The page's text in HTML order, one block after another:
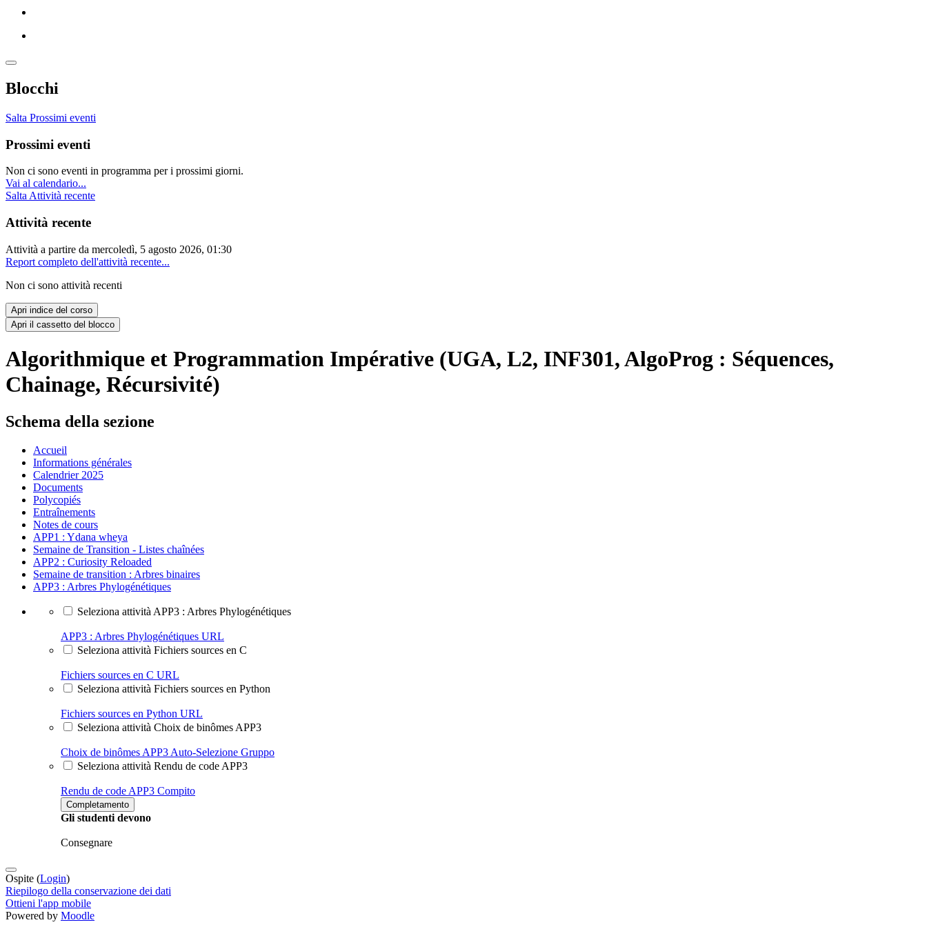
Blocchi
Salta Prossimi eventi
Prossimi eventi
Non ci sono eventi in programma per i prossimi giorni.
Vai al calendario...
Salta Attività recente
Attività recente
Attività a partire da mercoledì, 5 agosto 2026, 01:30
Report completo dell'attività recente...
Non ci sono attività recenti
Apri indice del corso
Apri il cassetto del blocco
Algorithmique et Programmation Impérative (UGA, L2, INF301, AlgoProg : Séquences,
Chainage, Récursivité)
Schema della sezione
Accueil
Informations générales
Calendrier 2025
Documents
Polycopiés
Entraînements
Notes de cours
APP1 : Ydana wheya
Semaine de Transition - Listes chaînées
APP2 : Curiosity Reloaded
Semaine de transition : Arbres binaires
APP3 : Arbres Phylogénétiques
Seleziona attività APP3 : Arbres Phylogénétiques
APP3 : Arbres Phylogénétiques URL
Seleziona attività Fichiers sources en C
Fichiers sources en C URL
Seleziona attività Fichiers sources en Python
Fichiers sources en Python URL
Seleziona attività Choix de binômes APP3
Choix de binômes APP3Auto-Selezione Gruppo
Seleziona attività Rendu de code APP3
Rendu de code APP3 Compito
Completamento
Gli studenti devono
Consegnare
Ospite (Login)
Riepilogo della conservazione dei dati
Ottieni l'app mobile
Powered by Moodle